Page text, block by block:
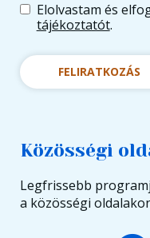
Elolvastam és
tájékoztatót.
FELIRATKOZÁS
Közösségi
Legfrissebb
a közösségi